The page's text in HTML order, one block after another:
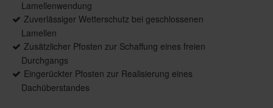
Lamellenwendung
Zuverlässiger Wetterschutz bei geschlossenen
Lamellen
Zusätzlicher Pfosten zur Schaffung eines freien
Durchgangs
Eingerückter Pfosten zur Realisierung eines
Dachüberstandes